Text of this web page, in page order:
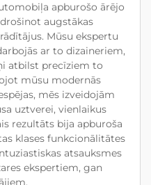
apburošo ārējo
augstākas
Mūsu ekspertu
ar to dizaineriem,
atbilst precīziem to
mūsu modernās
mēs izveidojām
uztverei, vienlaikus
rezultāts bija apburoša
klases funkcionālitātes
atsauksmes
ekspertiem, gan